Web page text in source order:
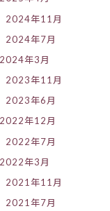
2024年11月
2024年7月
2024年3月
2023年11月
2023年6月
2022年12月
2022年7月
2022年3月
2021年11月
2021年7月